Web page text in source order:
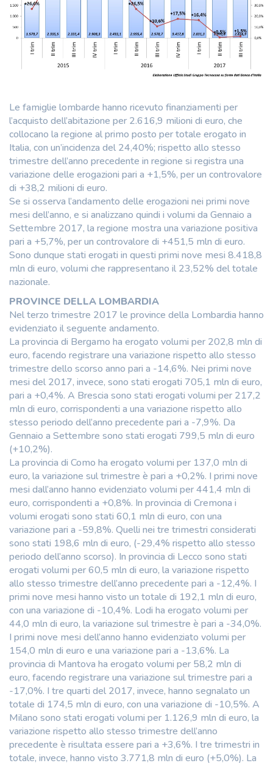
Le famiglie lombarde hanno ricevuto finanziamenti per
l’acquisto dell’abitazione per 2.616,9 milioni di euro, che
collocano la regione al primo posto per totale erogato in
Italia, con un’incidenza del 24,40%; rispetto allo stesso
trimestre dell’anno precedente in regione si registra una
variazione delle erogazioni pari a +1,5%, per un controvalore
di +38,2 milioni di euro.
Se si osserva l’andamento delle erogazioni nei primi nove
mesi dell’anno, e si analizzano quindi i volumi da Gennaio a
Settembre 2017, la regione mostra una variazione positiva
pari a +5,7%, per un controvalore di +451,5 mln di euro.
Sono dunque stati erogati in questi primi nove mesi 8.418,8
mln di euro, volumi che rappresentano il 23,52% del totale
nazionale.
PROVINCE DELLA LOMBARDIA
Nel terzo trimestre 2017 le province della Lombardia hanno
evidenziato il seguente andamento.
La provincia di Bergamo ha erogato volumi per 202,8 mln di
euro, facendo registrare una variazione rispetto allo stesso
trimestre dello scorso anno pari a -14,6%. Nei primi nove
mesi del 2017, invece, sono stati erogati 705,1 mln di euro,
pari a +0,4%. A Brescia sono stati erogati volumi per 217,2
mln di euro, corrispondenti a una variazione rispetto allo
stesso periodo dell’anno precedente pari a -7,9%. Da
Gennaio a Settembre sono stati erogati 799,5 mln di euro
(+10,2%).
La provincia di Como ha erogato volumi per 137,0 mln di
euro, la variazione sul trimestre è pari a +0,2%. I primi nove
mesi dall’anno hanno evidenziato volumi per 441,4 mln di
euro, corrispondenti a +0,8%. In provincia di Cremona i
volumi erogati sono stati 60,1 mln di euro, con una
variazione pari a -59,8%. Quelli nei tre trimestri considerati
sono stati 198,6 mln di euro, (-29,4% rispetto allo stesso
periodo dell’anno scorso). In provincia di Lecco sono stati
erogati volumi per 60,5 mln di euro, la variazione rispetto
allo stesso trimestre dell’anno precedente pari a -12,4%. I
primi nove mesi hanno visto un totale di 192,1 mln di euro,
con una variazione di -10,4%. Lodi ha erogato volumi per
44,0 mln di euro, la variazione sul trimestre è pari a -34,0%.
I primi nove mesi dell’anno hanno evidenziato volumi per
154,0 mln di euro e una variazione pari a -13,6%. La
provincia di Mantova ha erogato volumi per 58,2 mln di
euro, facendo registrare una variazione sul trimestre pari a
-17,0%. I tre quarti del 2017, invece, hanno segnalato un
totale di 174,5 mln di euro, con una variazione di -10,5%. A
Milano sono stati erogati volumi per 1.126,9 mln di euro, la
variazione rispetto allo stesso trimestre dell’anno
precedente è risultata essere pari a +3,6%. I tre trimestri in
totale, invece, hanno visto 3.771,8 mln di euro (+5,0%). La